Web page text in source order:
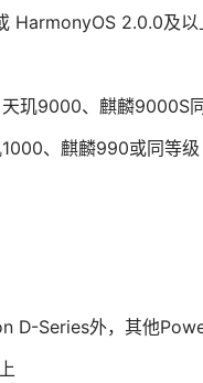
HarmonyOS 2.0.0及以
玑9000、麒麟9000S
、麒麟990或同等级
D-Series外，其他